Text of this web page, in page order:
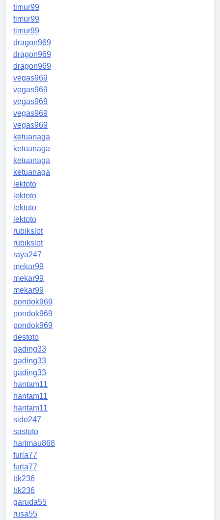
timur99
timur99
timur99
dragon969
dragon969
dragon969
vegas969
vegas969
vegas969
vegas969
vegas969
ketuanaga
ketuanaga
ketuanaga
ketuanaga
lektoto
lektoto
lektoto
lektoto
rubikslot
rubikslot
raya247
mekar99
mekar99
mekar99
pondok969
pondok969
pondok969
destoto
gading33
gading33
gading33
hantam11
hantam11
hantam11
sido247
sastoto
harimau868
furla77
furla77
bk236
bk236
garuda55
rusa55